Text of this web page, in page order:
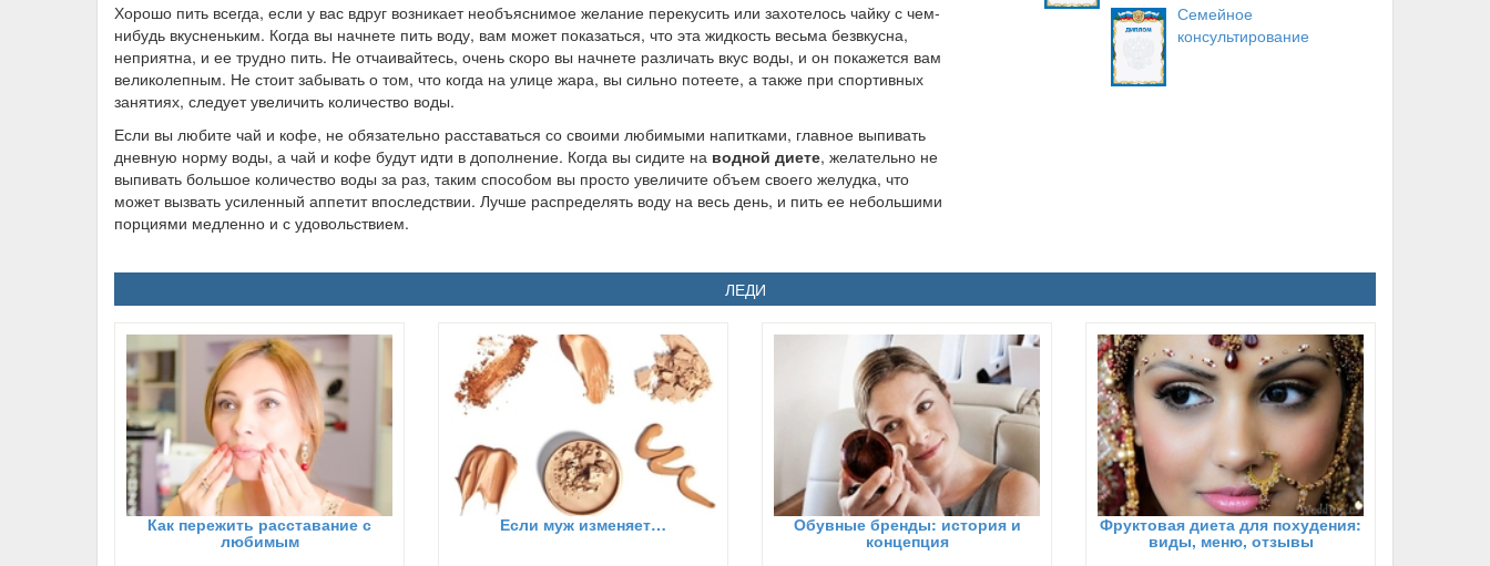
Хорошо пить всегда, если у вас вдруг возникает необъяснимое желание перекусить или захотелось чайку с чем-
нибудь вкусненьким. Когда вы начнете пить воду, вам может показаться, что эта жидкость весьма безвкусна,
неприятна, и ее трудно пить. Не отчаивайтесь, очень скоро вы начнете различать вкус воды, и он покажется вам
великолепным. Не стоит забывать о том, что когда на улице жара, вы сильно потеете, а также при спортивных
занятиях, следует увеличить количество воды.
Если вы любите чай и кофе, не обязательно расставаться со своими любимыми напитками, главное выпивать
дневную норму воды, а чай и кофе будут идти в дополнение. Когда вы сидите на водной диете, желательно не
выпивать большое количество воды за раз, таким способом вы просто увеличите объем своего желудка, что
может вызвать усиленный аппетит впоследствии. Лучше распределять воду на весь день, и пить ее небольшими
порциями медленно и с удовольствием.
Семейное
консультирование
ЛЕДИ
Как пережить расставание с
любимым
Если муж изменяет… Обувные бренды: история и
концепция
Фруктовая диета для похудения:
виды, меню, отзывы